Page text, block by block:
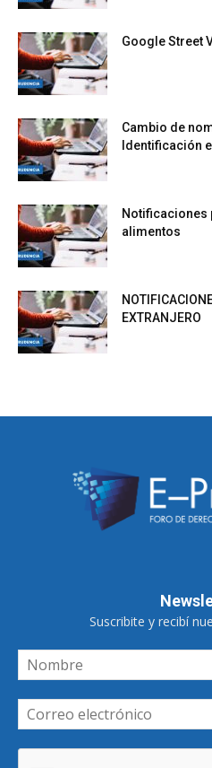
Google Street
Cambio de
Identificación
Notificaciones
alimentos
EXTRANJERO
Suscribite y recibí